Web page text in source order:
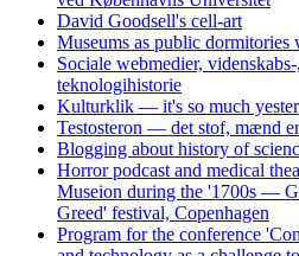
David Goodsell's cell-art
Museums as public dormitories
Sociale webmedier,
teknologihistorie
Kulturklik — it's so much
Testosteron — det stof, mænd
Blogging about history of
Horror podcast and medical
Museion during the '1700s —
Greed' festival, Copenhagen
Program for the conference